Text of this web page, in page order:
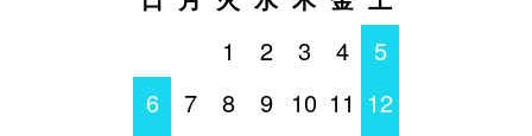
1
2 3 4
5
6
7 8 9 10 11 12